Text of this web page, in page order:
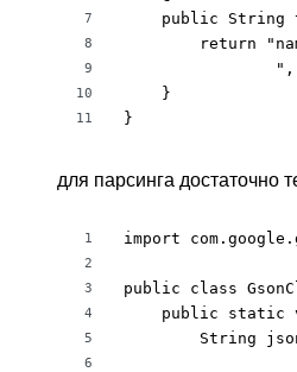
7
8
9
10
11
public String
return
    }
}
для парсинга достаточно
1
2
3
4
5
6
import
public class
public static
String